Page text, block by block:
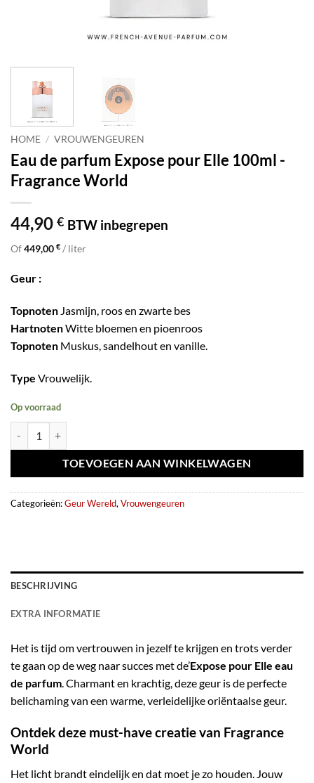
HOME / VROUWENGEUREN
Eau de parfum Expose pour Elle 100ml -
Fragrance World
44,90 € BTW inbegrepen
Of449,00 € / liter
Geur :
Topnoten Jasmijn, roos en zwarte bes
HartnotenWitte bloemen en pioenroos
Topnoten Muskus, sandelhout en vanille.
Type Vrouwelijk.
Op voorraad
TOEVOEGEN AAN WINKELWAGEN
Categorieën:Geur Wereld, Vrouwengeuren
BESCHRIJVING
EXTRA INFORMATIE
Het is tijd om vertrouwen in jezelf te krijgen en trots verder
te gaan op de weg naar succes met de’Expose pour Elle eau
de parfum. Charmant en krachtig, deze geur is de perfecte
belichaming van een warme, verleidelijke oriëntaalse geur.
Ontdek deze must-have creatie van Fragrance
World
Het licht brandt eindelijk en dat moet je zo houden. Jouw